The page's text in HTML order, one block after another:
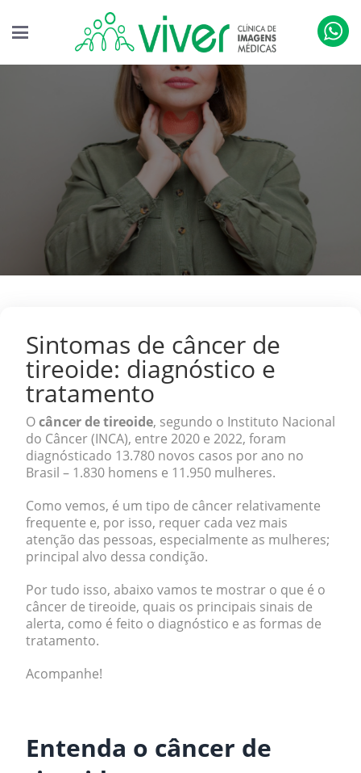
Sintomas de câncer de
tireoide: diagnóstico e
tratamento
Ocâncer de tireoide, segundo o Instituto Nacional
do Câncer (INCA), entre 2020 e 2022, foram
diagnósticado 13.780 novos casos por ano no
Brasil – 1.830 homens e 11.950 mulheres.
Como vemos, é um tipo de câncer relativamente
frequente e, por isso, requer cada vez mais
atenção das pessoas, especialmente as mulheres;
principal alvo dessa condição.
Por tudo isso, abaixo vamos te mostrar o que é o
câncer de tireoide, quais os principais sinais de
alerta, como é feito o diagnóstico e as formas de
tratamento.
Acompanhe!
Entenda o câncer de